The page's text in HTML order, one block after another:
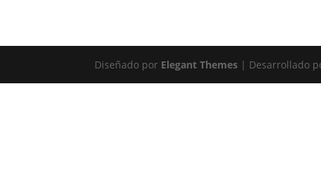
Diseñado por Elegant Themes | Desarrollado